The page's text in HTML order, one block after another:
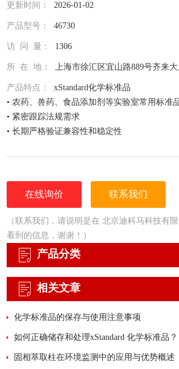
更新时间：2026-01-02
产品型号：46730
访 问 量： 1306
所 在 地：上海市徐汇区宜山路889号齐来大
产品特点：xStandard化学标准品
• 农药、兽药、食品添加剂等实验室常用标准
• 紧密跟踪法规需求
• 长期严格验证兼容性和稳定性
• 详尽的分析证书（COA）
• 更为人性化的小包装量，利于保存，节约成
在线询价 联系我们
（联系我们，请说明是在 北京迪科马科技有
看到的信息，谢谢！）
产品分类
相关文章
化学标准品的保存与使用注意事项
如何正确储存和处理xStandard 化学标准品？
固相萃取柱在环境监测中的应用与优势概述